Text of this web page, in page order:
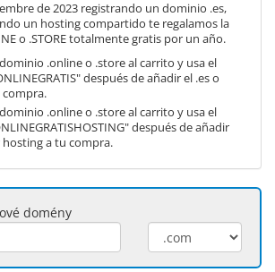
de 2023 registrando un dominio .es,
un hosting compartido te regalamos la
o .STORE totalmente gratis por un año.
.online o .store al carrito y usa el
después de añadir el .es o
compra.
.online o .store al carrito y usa el
después de añadir
a tu compra.
domény